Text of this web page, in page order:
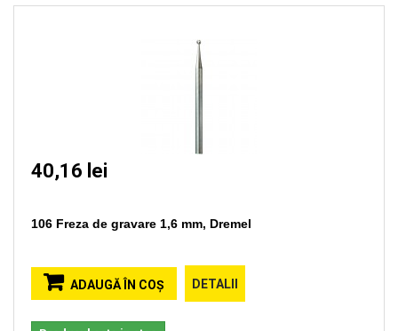
40,16 lei
106 Freza de gravare 1,6 mm, Dremel
ADAUGĂ ÎN COŞ DETALII